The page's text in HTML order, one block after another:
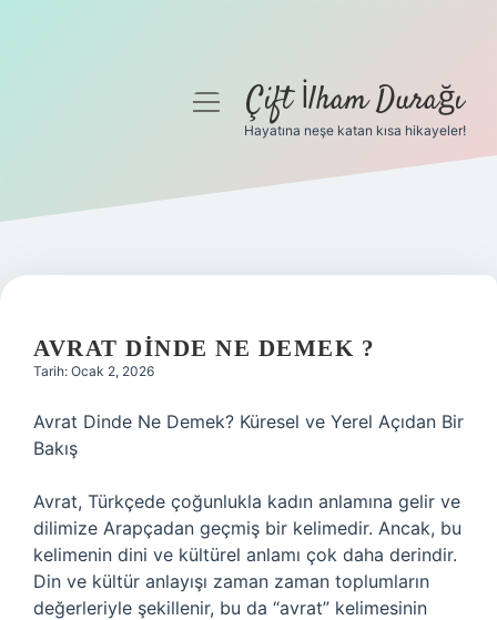
Gizlilik Politikası
Yasal Uyarı
menüyüÇift İlham Durağı
Hayatına neşe katan kısa hikayeler!
AVRAT DINDE NE DEMEK ?
Tarih: Ocak 2, 2026
Avrat Dinde Ne Demek? Küresel ve Yerel Açıdan Bir
Bakış
Avrat, Türkçede çoğunlukla kadın anlamına gelir ve
dilimize Arapçadan geçmiş bir kelimedir. Ancak, bu
kelimenin dini ve kültürel anlamı çok daha derindir.
Din ve kültür anlayışı zaman zaman toplumların
değerleriyle şekillenir, bu da “avrat” kelimesinin